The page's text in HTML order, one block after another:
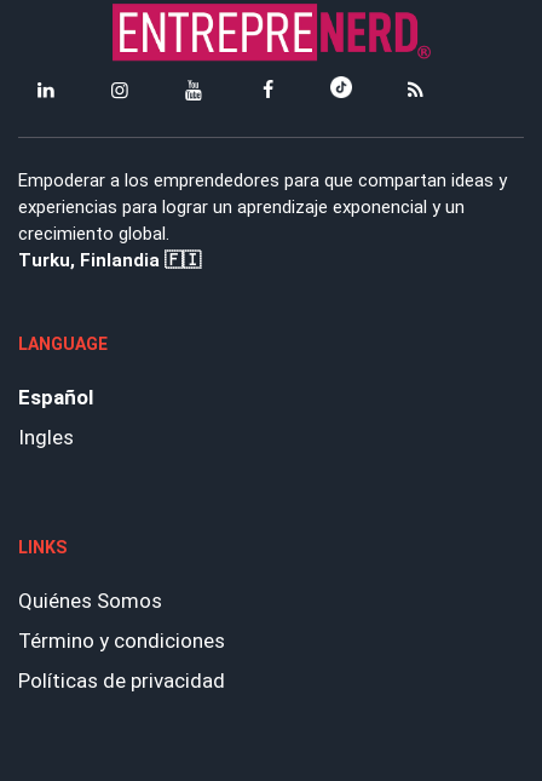
Empoderar a los emprendedores para que compartan ideas y
experiencias para lograr un aprendizaje exponencial y un
crecimiento global.
Turku, Finlandia 🇫🇮
LANGUAGE
Español
Ingles
LINKS
Quiénes Somos
Término y condiciones
Políticas de privacidad